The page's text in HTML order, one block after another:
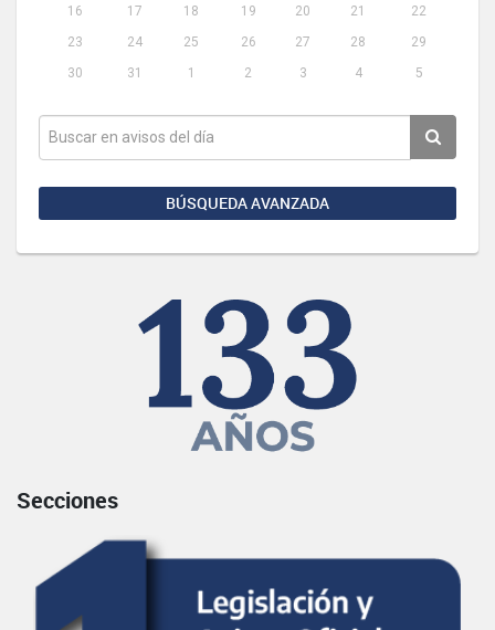
16
17 18 19 20 21
22
23
24 25 26 27 28
29
30
31 1 2 3 4 5
BÚSQUEDA AVANZADA
Secciones